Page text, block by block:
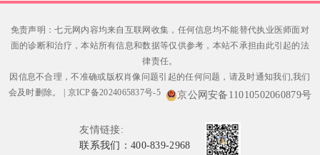
免责声明：七元网内容均来自互联网收集，任何信息均不能替代执业医师面对
面的诊断和治疗，本站所有信息和数据等仅供参考，本站不承担由此引起的法
律责任。
因信息不合理，不准确或版权肖像问题引起的任何问题，请及时通知我们,我们
会及时删除。
京ICP备2024065837号-5 京公网安备11010502060879号
友情链接:
联系我们：400-839-2968